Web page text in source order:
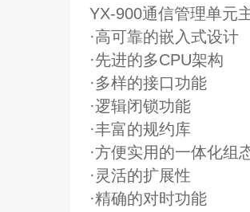
YX-900通信管理单元
·高可靠的嵌入式设计
·先进的多CPU架构
·多样的接口功能
·逻辑闭锁功能
·丰富的规约库
·方便实用的一体化组
·灵活的扩展性
·精确的对时功能